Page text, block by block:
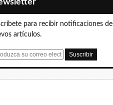
para recibir notificaciones de
artículos.